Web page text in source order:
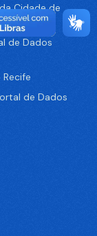
Cidade de
de Dados
de Dados